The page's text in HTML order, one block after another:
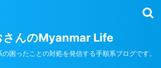
さんのMyanmar Life
困ったことの対処を発信する手順系ブログです。